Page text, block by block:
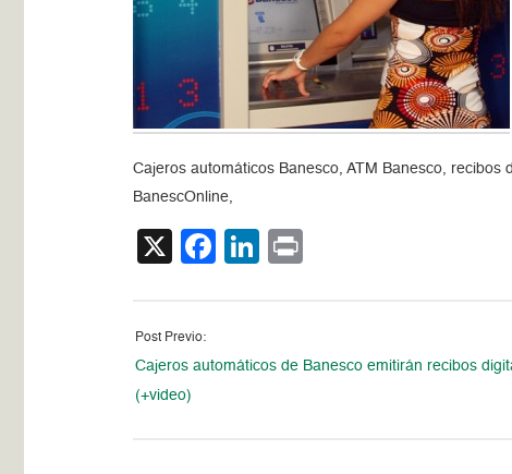
Cajeros automáticos Banesco, ATM Banesco,
BanescOnline,
X Facebook
LinkedIn
Post Previo:
Cajeros automáticos de Banesco emitirán recibos
(+video)